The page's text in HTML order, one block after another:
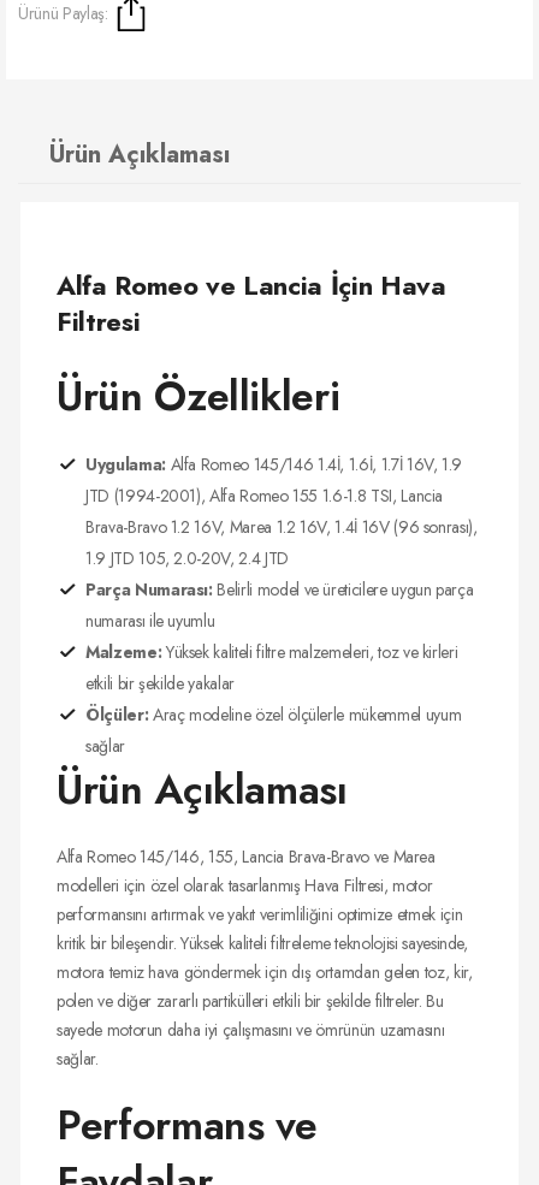
Ürünü Paylaş:
Ürün Açıklaması
Alfa Romeo ve Lancia İçin Hava
Filtresi
Ürün Özellikleri
Uygulama: Alfa Romeo 145/146 1.4İ, 1.6İ, 1.7İ 16V, 1.9
JTD (1994-2001), Alfa Romeo 155 1.6-1.8 TSI, Lancia
Brava-Bravo 1.2 16V, Marea 1.2 16V, 1.4İ 16V (96 sonrası),
1.9 JTD 105, 2.0-20V, 2.4 JTD
Parça Numarası: Belirli model ve üreticilere uygun parça
numarası ile uyumlu
Malzeme:Yüksek kaliteli filtre malzemeleri, toz ve kirleri
etkili bir şekilde yakalar
Ölçüler: Araç modeline özel ölçülerle mükemmel uyum
sağlar
Ürün Açıklaması
Alfa Romeo 145/146, 155, Lancia Brava-Bravo ve Marea
modelleri için özel olarak tasarlanmış Hava Filtresi, motor
performansını artırmak ve yakıt verimliliğini optimize etmek için
kritik bir bileşendir. Yüksek kaliteli filtreleme teknolojisi sayesinde,
motora temiz hava göndermek için dış ortamdan gelen toz, kir,
polen ve diğer zararlı partikülleri etkili bir şekilde filtreler. Bu
sayede motorun daha iyi çalışmasını ve ömrünün uzamasını
sağlar.
Performans ve